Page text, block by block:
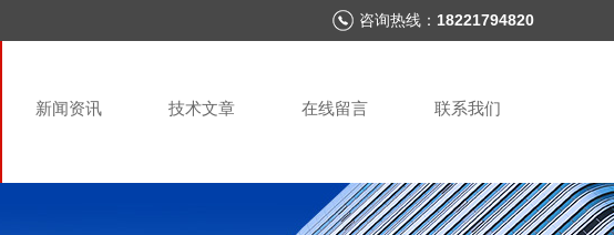
咨询热线： 18221794820
新闻资讯 技术文章 在线留言 联系我们